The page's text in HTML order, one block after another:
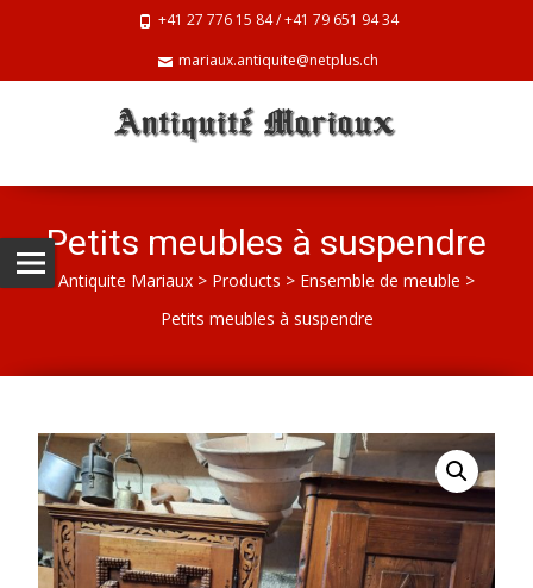
+41 27 776 15 84 / +41 79 651 94 34
mariaux.antiquite@netplus.ch
Petits meubles à suspendre
Antiquite Mariaux > Products > Ensemble de meuble >
Petits meubles à suspendre